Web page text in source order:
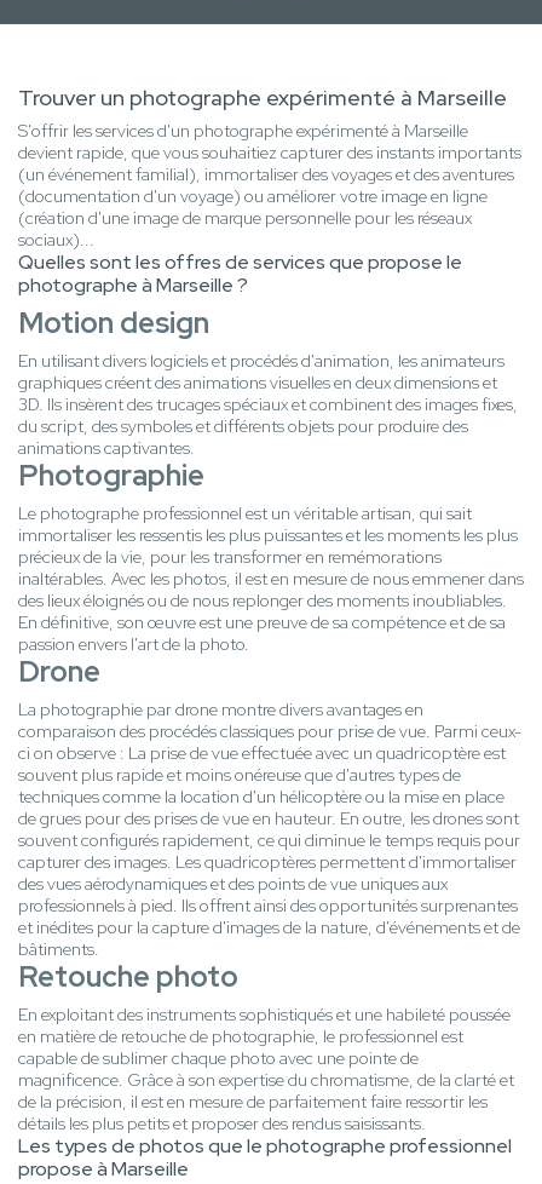
Trouver un photographe expérimenté à Marseille
S'offrir les services d'un photographe expérimenté à Marseille
devient rapide, que vous souhaitiez capturer des instants importants
(un événement familial), immortaliser des voyages et des aventures
(documentation d'un voyage) ou améliorer votre image en ligne
(création d'une image de marque personnelle pour les réseaux
sociaux)...
Quelles sont les offres de services que propose le
photographe à Marseille ?
Motion design
En utilisant divers logiciels et procédés d'animation, les animateurs
graphiques créent des animations visuelles en deux dimensions et
3D. Ils insèrent des trucages spéciaux et combinent des images fixes,
du script, des symboles et différents objets pour produire des
animations captivantes.
Photographie
Le photographe professionnel est un véritable artisan, qui sait
immortaliser les ressentis les plus puissantes et les moments les plus
précieux de la vie, pour les transformer en remémorations
inaltérables. Avec les photos, il est en mesure de nous emmener dans
des lieux éloignés ou de nous replonger des moments inoubliables.
En définitive, son œuvre est une preuve de sa compétence et de sa
passion envers l'art de la photo.
Drone
La photographie par drone montre divers avantages en
comparaison des procédés classiques pour prise de vue. Parmi ceux-
ci on observe : La prise de vue effectuée avec un quadricoptère est
souvent plus rapide et moins onéreuse que d'autres types de
techniques comme la location d'un hélicoptère ou la mise en place
de grues pour des prises de vue en hauteur. En outre, les drones sont
souvent configurés rapidement, ce qui diminue le temps requis pour
capturer des images. Les quadricoptères permettent d'immortaliser
des vues aérodynamiques et des points de vue uniques aux
professionnels à pied. Ils offrent ainsi des opportunités surprenantes
et inédites pour la capture d'images de la nature, d'événements et de
bâtiments.
Retouche photo
En exploitant des instruments sophistiqués et une habileté poussée
en matière de retouche de photographie, le professionnel est
capable de sublimer chaque photo avec une pointe de
magnificence. Grâce à son expertise du chromatisme, de la clarté et
de la précision, il est en mesure de parfaitement faire ressortir les
détails les plus petits et proposer des rendus saisissants.
Les types de photos que le photographe professionnel
propose à Marseille